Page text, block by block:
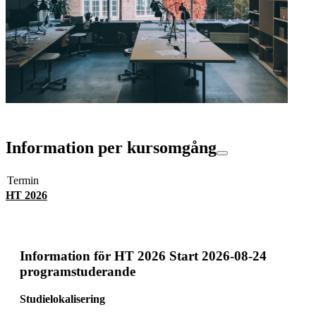
Information per kursomgång
Termin
HT 2026
Information för HT 2026 Start 2026-08-24
programstuderande
Studielokalisering